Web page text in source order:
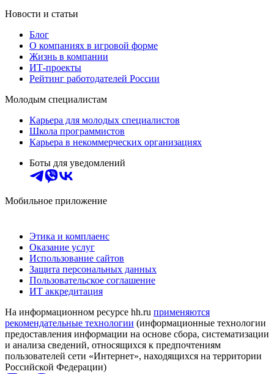
Новости и статьи
Блог
О компаниях в игровой форме
Жизнь в компании
ИТ-проекты
Рейтинг работодателей России
Молодым специалистам
Карьера для молодых специалистов
Школа программистов
Карьера в некоммерческих организациях
Боты для уведомлений
Мобильное приложение
Этика и комплаенс
Оказание услуг
Использование сайтов
Защита персональных данных
Пользовательское соглашение
ИТ аккредитация
На информационном ресурсе hh.ru применяются
рекомендательные технологии (информационные технологии
предоставления информации на основе сбора, систематизации
и анализа сведений, относящихся к предпочтениям
пользователей сети «Интернет», находящихся на территории
Российской Федерации)